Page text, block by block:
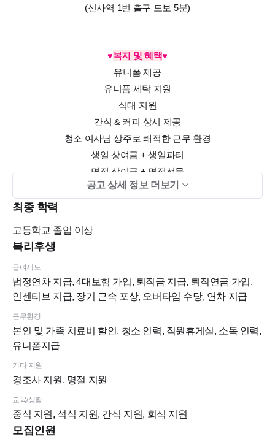
(신사역 1번 출구 도보 5분)
♥복지 및 혜택♥
유니폼 제공
유니폼 세탁 지원
식대 지원
간식 & 커피 상시 제공
청소 여사님 상주로 쾌적한 근무 환경
생일 상여금 + 생일파티
명절 상여금 + 명절선물
직원 진료 할인
♥리페이스 근무 분위기♥
원장님과 직원들 사이 소통 편한 분위기
서로 도와가며 일하는 분위기
다양한 케이스 수술 참관 가능
생일파티 / 명절선물까지 잘 챙겨주는 곳
다정한 원장님과 편하게 일할 수 있는 병원
공고 상세 정보 더보기
최종 학력
고등학교 졸업 이상
복리후생
급여제도
법정연차 지급, 4대보험 가입, 퇴직금 지급, 퇴직연금 가입,
인센티브 지급, 장기 근속 포상, 오버타임 수당, 연차 지급
근무환경
본인 및 가족 치료비 할인, 청소 인력, 직원휴게실, 소독 인력,
유니폼지급
기타 지원
경조사 지원, 명절 지원
교육/생활
중식 지원, 석식 지원, 간식 지원, 회식 지원
모집인원